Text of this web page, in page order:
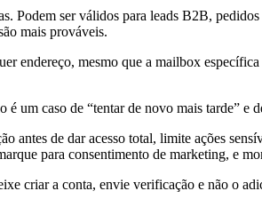
Podem ser válidos para leads B2B,
mais prováveis.
endereço, mesmo que a mailbox
um caso de “tentar de novo mais tarde” e
de dar acesso total, limite ações
para consentimento de marketing, e
criar a conta, envie verificação e não o